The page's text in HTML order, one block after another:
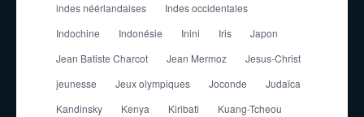
indes néérlandaises
Indes occidentales
Indochine
Indonésie Inini Iris
Japon
Jean Batiste Charcot
Jean Mermoz
Jesus-Christ
jeunesse
Jeux olympiques Joconde
Judaïca
Kandinsky
Kenya Kiribati
Kuang-Tcheou